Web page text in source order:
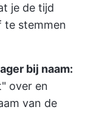
je de tijd
te stemmen
bij naam:
over en
van de